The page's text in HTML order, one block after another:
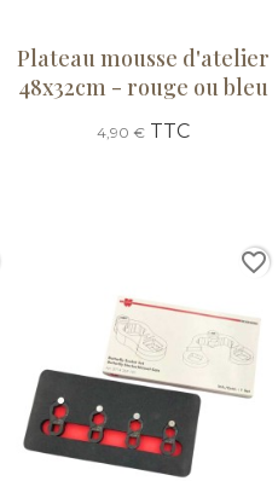
Plateau mousse d'atelier
48x32cm - rouge ou bleu
4,90 €TTC
favorite_border